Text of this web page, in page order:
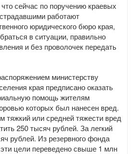
сейчас по поручению краевых
работают
юридического бюро края,
в ситуации, правильно
и без проволочек передать
министерству
края предписано оказать
помощь жителям
которых был нанесен вред.
тяжкий или средней тяжести вред
250 тысяч рублей. За легкий
рублей. Из резервного фонда
эти цели переведено свыше 1 млн